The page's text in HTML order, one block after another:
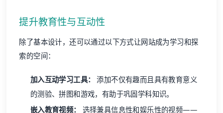
提升教育性与互动性
除了基本设计，还可以通过以下方式让网站成为学习和探
索的空间：
加入互动学习工具： 添加不仅有趣而且具有教育意义
的测验、拼图和游戏，有助于巩固学科知识。
嵌入教育视频：
选择兼具信息性和娱乐性的视频——